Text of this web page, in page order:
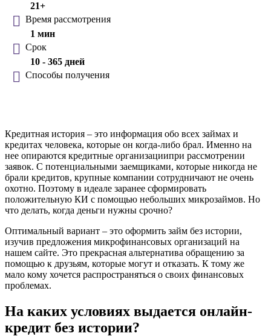
21+
Время рассмотрения
1 мин
Срок
10 - 365 дней
Способы получения
Кредитная история – это информация обо всех займах и
кредитах человека, которые он когда-либо брал. Именно на
нее опираются кредитные организациипри рассмотрении
заявок. С потенциальными заемщиками, которые никогда не
брали кредитов, крупные компании сотрудничают не очень
охотно. Поэтому в идеале заранее сформировать
положительную КИ с помощью небольших микрозаймов. Но
что делать, когда деньги нужны срочно?
Оптимальный вариант – это оформить займ без истории,
изучив предложения микрофинансовых организаций на
нашем сайте. Это прекрасная альтернатива обращению за
помощью к друзьям, которые могут и отказать. К тому же
мало кому хочется распространяться о своих финансовых
проблемах.
На каких условиях выдается онлайн-
кредит без истории?